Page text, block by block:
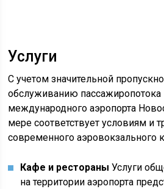
Услуги
С учетом значительной
обслуживанию пассажиропотока
международного аэропорта
мере соответствует условиям и
современного аэровокзального
Кафе и рестораныУслуги
на территории аэропорта